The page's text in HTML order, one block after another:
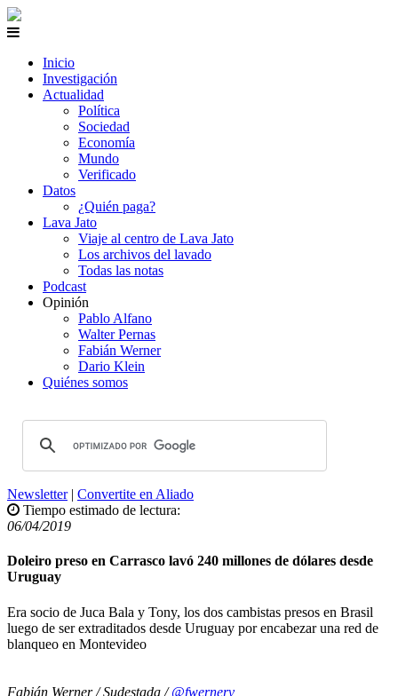
Inicio
Investigación
Actualidad
Política
Sociedad
Economía
Mundo
Verificado
Datos
¿Quién paga?
Lava Jato
Viaje al centro de Lava Jato
Los archivos del lavado
Todas las notas
Podcast
Opinión
Pablo Alfano
Walter Pernas
Fabián Werner
Dario Klein
Quiénes somos
Newsletter| Convertite en Aliado
Tiempo estimado de lectura:
06/04/2019
Doleiro preso en Carrasco lavó 240 millones de dólares desde
Uruguay
Era socio de Juca Bala y Tony, los dos cambistas presos en Brasil
luego de ser extraditados desde Uruguay por encabezar una red de
blanqueo en Montevideo
Fabián Werner / Sudestada /@fwernerv